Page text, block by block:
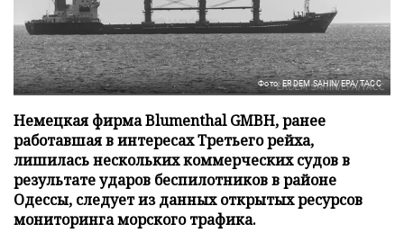
Фото: ERDEM SAHIN/EPA/ТАСС
Немецкая фирма Blumenthal GMBH, ранее
работавшая в интересах Третьего рейха,
лишилась нескольких коммерческих судов в
результате ударов беспилотников в районе
Одессы, следует из данных открытых ресурсов
мониторинга морского трафика.